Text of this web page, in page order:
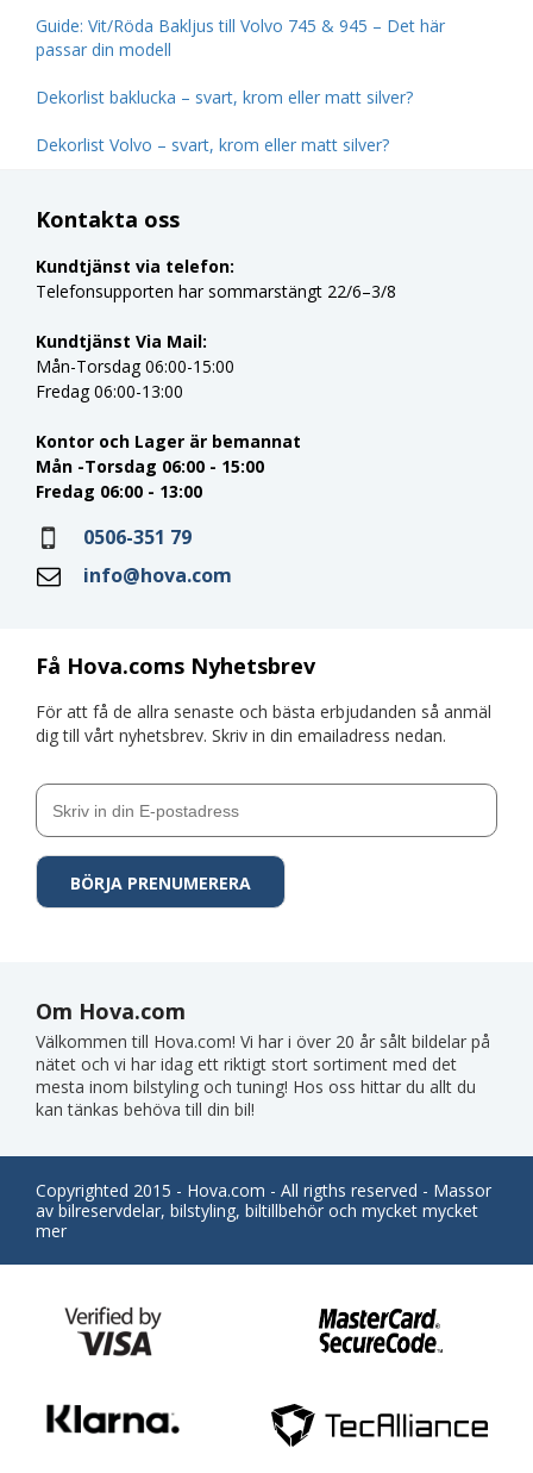
Guide: Vit/Röda Bakljus till Volvo 745 & 945 – Det här
passar din modell
Dekorlist baklucka – svart, krom eller matt silver?
Dekorlist Volvo – svart, krom eller matt silver?
Få Hova.coms Nyhetsbrev
För att få de allra senaste och bästa erbjudanden så anmäl
dig till vårt nyhetsbrev. Skriv in din emailadress nedan.
Kontakta oss
Kundtjänst via telefon:
Telefonsupporten har sommarstängt 22/6–3/8
Kundtjänst Via Mail:
Mån-Torsdag 06:00-15:00
Fredag 06:00-13:00
Kontor och Lager är bemannat
Mån -Torsdag 06:00 - 15:00
Fredag 06:00 - 13:00
0506-351 79
info@hova.com
Om Hova.com
Välkommen till Hova.com! Vi har i över 20 år sålt bildelar på
nätet och vi har idag ett riktigt stort sortiment med det
mesta inom bilstyling och tuning! Hos oss hittar du allt du
kan tänkas behöva till din bil!
Copyrighted 2015 - Hova.com - All rigths reserved - Massor
av bilreservdelar, bilstyling, biltillbehör och mycket mycket
mer